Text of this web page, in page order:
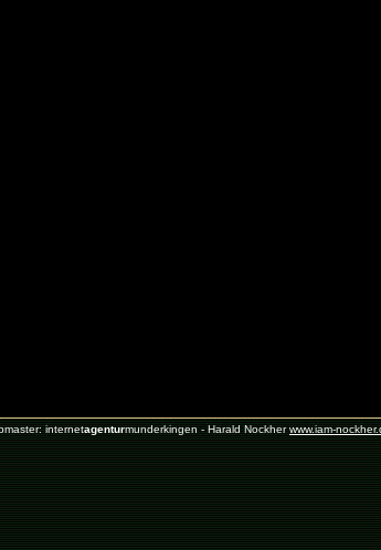
internetagenturmunderkingen - Harald Nockherwww.iam-